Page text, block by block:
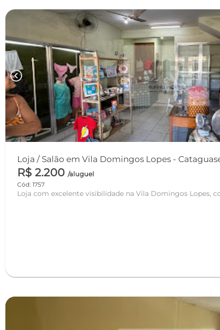
chevron_left
Loja / Salão em Vila Domingos Lopes -
R$ 2.200 /aluguel
Cód: 1757
Loja com excelente visibilidade na Vila Domingos Lopes,